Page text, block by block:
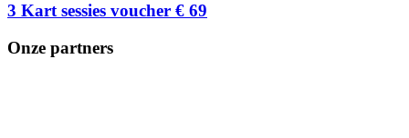
3 Kart sessies voucher € 69
Onze partners